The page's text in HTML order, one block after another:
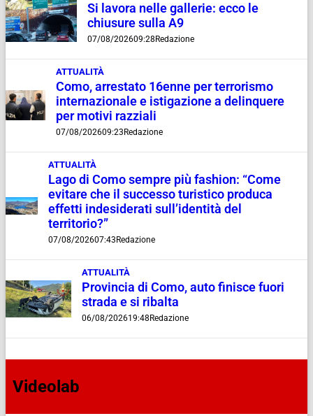
Si lavora nelle gallerie: ecco le
chiusure sulla A9
07/08/202609:28 Redazione
ATTUALITÀ
Como, arrestato 16enne per terrorismo
internazionale e istigazione a delinquere
per motivi razziali
07/08/202609:23 Redazione
ATTUALITÀ
Lago di Como sempre più fashion: “Come
evitare che il successo turistico produca
effetti indesiderati sull’identità del
territorio?”
07/08/202607:43 Redazione
ATTUALITÀ
Provincia di Como, auto finisce fuori
strada e si ribalta
06/08/202619:48 Redazione
Videolab